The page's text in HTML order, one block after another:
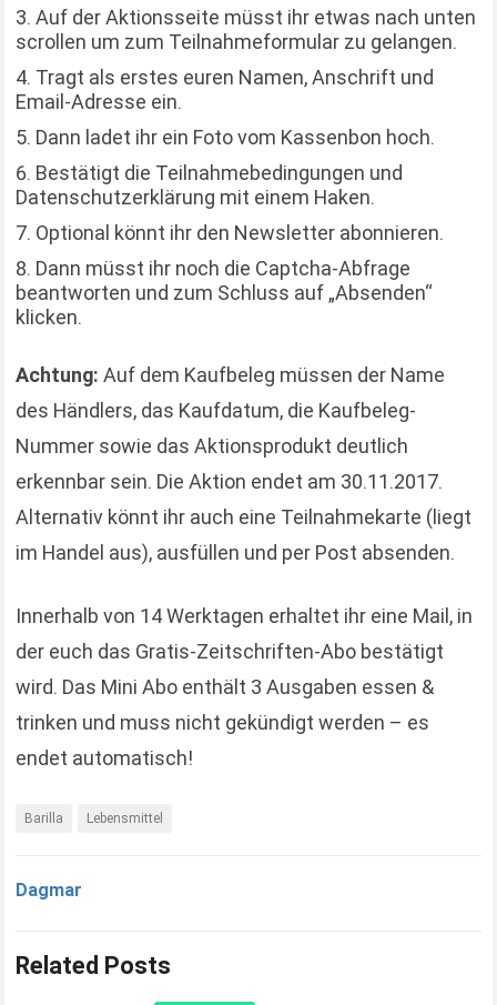
Auf der Aktionsseite müsst ihr etwas nach unten
scrollen um zum Teilnahmeformular zu gelangen.
Tragt als erstes euren Namen, Anschrift und
Email-Adresse ein.
Dann ladet ihr ein Foto vom Kassenbon hoch.
Bestätigt die Teilnahmebedingungen und
Datenschutzerklärung mit einem Haken.
Optional könnt ihr den Newsletter abonnieren.
Dann müsst ihr noch die Captcha-Abfrage
beantworten und zum Schluss auf „Absenden“
klicken.
Achtung: Auf dem Kaufbeleg müssen der Name
des Händlers, das Kaufdatum, die Kaufbeleg-
Nummer sowie das Aktionsprodukt deutlich
erkennbar sein. Die Aktion endet am 30.11.2017.
Alternativ könnt ihr auch eine Teilnahmekarte (liegt
im Handel aus), ausfüllen und per Post absenden.
Innerhalb von 14 Werktagen erhaltet ihr eine Mail, in
der euch das Gratis-Zeitschriften-Abo bestätigt
wird. Das Mini Abo enthält 3 Ausgaben essen &
trinken und muss nicht gekündigt werden – es
endet automatisch!
Barilla Lebensmittel
Dagmar
Related Posts